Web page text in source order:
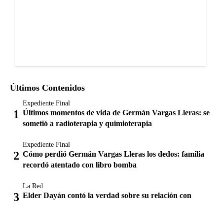
Últimos Contenidos
Expediente Final
Últimos momentos de vida de Germán Vargas Lleras: se
sometió a radioterapia y quimioterapia
Expediente Final
Cómo perdió Germán Vargas Lleras los dedos: familia
recordó atentado con libro bomba
La Red
Elder Dayán contó la verdad sobre su relación con